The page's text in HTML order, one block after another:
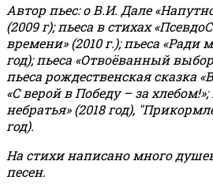
Автор пьес: о В.И. Дале
(2009 г); пьеса в стихах
времени» (2010 г.); пьеса «Ради
год); пьеса «Отвоёванный выбор
пьеса рождественская сказка
«С верой в Победу – за хлебом!»;
небратья» (2018 год),
год).
На стихи написано много
песен.